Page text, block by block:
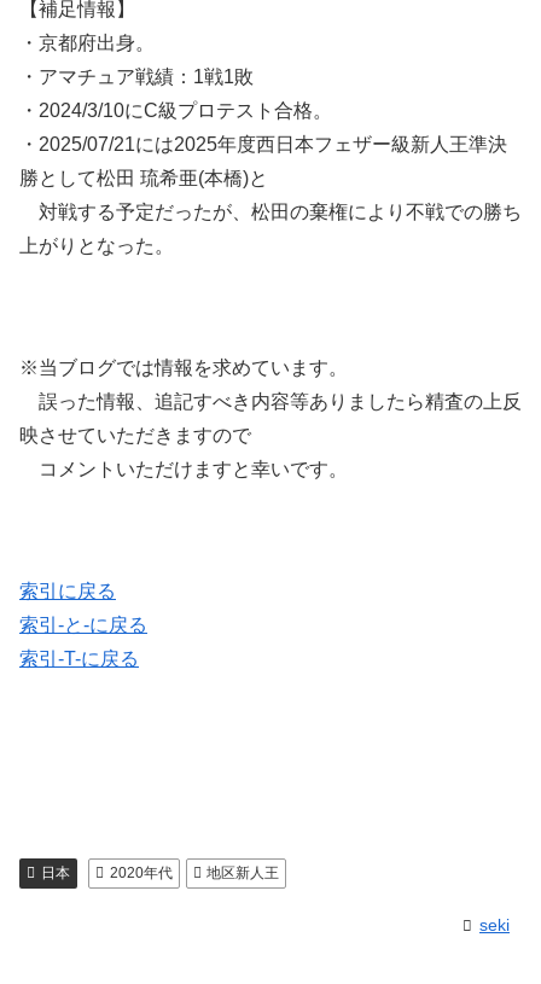
【補足情報】
・京都府出身。
・アマチュア戦績：1戦1敗
・2024/3/10にC級プロテスト合格。
・2025/07/21には2025年度西日本フェザー級新人王準決
勝として松田 琉希亜(本橋)と
対戦する予定だったが、松田の棄権により不戦での勝ち
上がりとなった。
※当ブログでは情報を求めています。
誤った情報、追記すべき内容等ありましたら精査の上反
映させていただきますので
コメントいただけますと幸いです。
索引に戻る
索引-と-に戻る
索引-T-に戻る
日本 2020年代 地区新人王
seki